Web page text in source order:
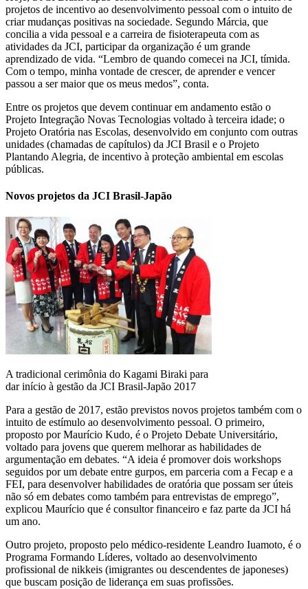
projetos de incentivo ao desenvolvimento pessoal com o intuito de
criar mudanças positivas na sociedade. Segundo Márcia, que
concilia a vida pessoal e a carreira de fisioterapeuta com as
atividades da JCI, participar da organização é um grande
aprendizado de vida. “Lembro de quando comecei na JCI, tímida.
Com o tempo, minha vontade de crescer, de aprender e vencer
passou a ser maior que os meus medos”, conta.
Entre os projetos que devem continuar em andamento estão o
Projeto Integração Novas Tecnologias voltado à terceira idade; o
Projeto Oratória nas Escolas, desenvolvido em conjunto com outras
unidades (chamadas de capítulos) da JCI Brasil e o Projeto
Plantando Alegria, de incentivo à proteção ambiental em escolas
públicas.
Novos projetos da JCI Brasil-Japão
A tradicional cerimônia do Kagami Biraki para
dar início à gestão da JCI Brasil-Japão 2017
Para a gestão de 2017, estão previstos novos projetos também com o
intuito de estímulo ao desenvolvimento pessoal. O primeiro,
proposto por Maurício Kudo, é o Projeto Debate Universitário,
voltado para jovens que querem melhorar as habilidades de
argumentação em debates. “A ideia é promover dois workshops
seguidos por um debate entre gurpos, em parceria com a Fecap e a
FEI, para desenvolver habilidades de oratória que possam ser úteis
não só em debates como também para entrevistas de emprego”,
explicou Maurício que é consultor financeiro e faz parte da JCI há
um ano.
Outro projeto, proposto pelo médico-residente Leandro Iuamoto, é o
Programa Formando Líderes, voltado ao desenvolvimento
profissional de nikkeis (imigrantes ou descendentes de japoneses)
que buscam posição de liderança em suas profissões.